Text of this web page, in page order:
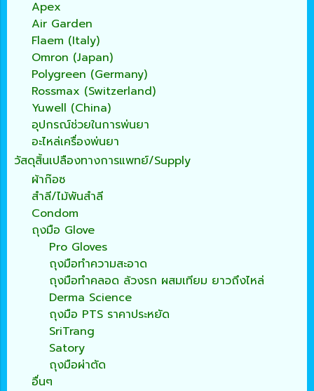
Apex
Air Garden
Flaem (Italy)
Omron (Japan)
Polygreen (Germany)
Rossmax (Switzerland)
Yuwell (China)
อุปกรณ์ช่วยในการพ่นยา
อะไหล่เครื่องพ่นยา
วัสดุสิ้นเปลืองทางการแพทย์/Supply
ผ้าก๊อซ
สำลี/ไม้พันสำลี
Condom
ถุงมือ Glove
Pro Gloves
ถุงมือทำความสะอาด
ถุงมือทำคลอด ล้วงรก ผสมเทียม ยาวถึงไหล่
Derma Science
ถุงมือ PTS ราคาประหยัด
SriTrang
Satory
ถุงมือผ่าตัด
อื่นๆ